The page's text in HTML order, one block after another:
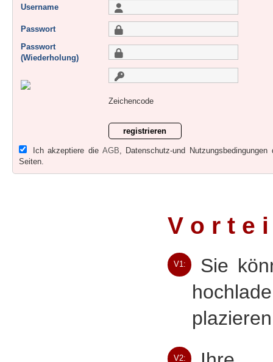
Username
Passwort
Passwort
(Wiederholung)
Zeichencode
Ich akzeptiere die AGB, Datenschutz-und Nutzungsbedingungen
Seiten.
V o r t e
V1:
Sie
plazieren
V2: